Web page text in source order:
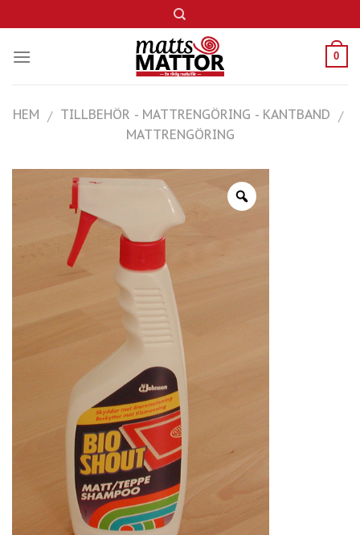
to
content
0
HEM / TILLBEHÖR - MATTRENGÖRING - KANTBAND /
MATTRENGÖRING